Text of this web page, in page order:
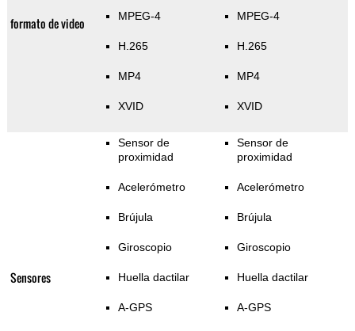
formato de video MPEG-4
H.265
MP4
XVID
MPEG-4
H.265
MP4
XVID
Sensores
Sensor de
proximidad
Acelerómetro
Brújula
Giroscopio
Huella dactilar
A-GPS
Sensor de
proximidad
Acelerómetro
Brújula
Giroscopio
Huella dactilar
A-GPS